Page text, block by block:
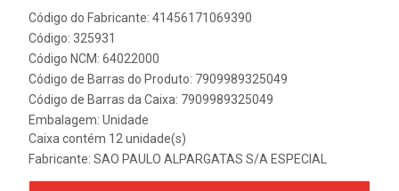
Código do Fabricante: 41456171069390
Código: 325931
Código NCM: 64022000
Código de Barras do Produto: 7909989325049
Código de Barras da Caixa: 7909989325049
Embalagem: Unidade
Caixa contém 12 unidade(s)
Fabricante: SAO PAULO ALPARGATAS S/A ESPECIAL